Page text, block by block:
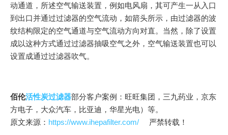
动通道，所述空气输送装置，例如电风扇，其可产生一从入口
到出口并通过过滤器的空气流动，如箭头所示，由过滤器的波
纹结构限定的空气通道与空气流动方向对直。当然，除了设置
成以这种方式通过过滤器抽吸空气之外，空气输送装置也可以
设置成通过过滤器吹气。
佰伦活性炭过滤器部分客户案例：旺旺集团，三九药业，京东
方电子，大众汽车，比亚迪，华星光电）等。
原文来源： https://www.ihepafilter.com/ 严禁转载！